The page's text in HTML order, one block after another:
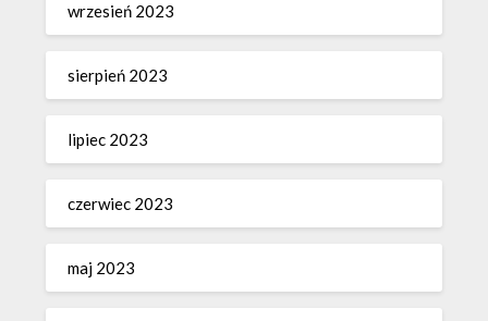
wrzesień 2023
sierpień 2023
lipiec 2023
czerwiec 2023
maj 2023